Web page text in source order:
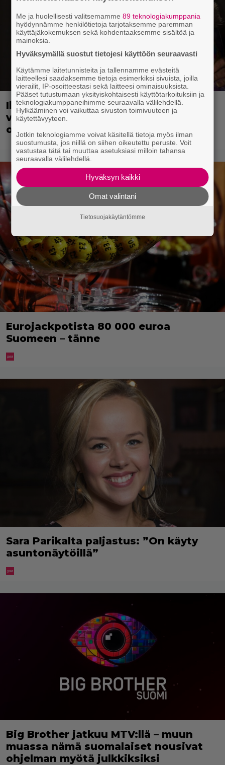
Illalla tv:ssä: Huippuluokan scifi-
viihdettä 1 tunnin ajan – sen jälkeen
ohjaajan ote lipsuu
Eurojackpotista 80 000 euroa
Suomeen – tänne
Sara Parikalta paljastus: ”On käyty
asuntonäytöillä”
Big Brother jatkuu MTV:llä – muun
muassa nämä suomalaiset nousivat
ohjelman myötä julkkiksiksi
Me ja huolellisesti valitsemamme89 teknologiakumppania
hyödynnämme henkilötietoja tarjotaksemme paremman
käyttäjäkokemuksen sekä kohdentaaksemme sisältöä ja
mainoksia.
Hyväksymällä suostut tietojesi käyttöön seuraavasti
Käytämme laitetunnisteita ja tallennamme evästeitä
laitteellesi saadaksemme tietoja esimerkiksi sivuista, joilla
vierailit, IP-osoitteestasi sekä laitteesi ominaisuuksista.
Pääset tutustumaan yksityiskohtaisesti käyttötarkoituksiin ja
teknologiakumppaneihimme seuraavalla välilehdellä.
Hylkääminen voi vaikuttaa sivuston toimivuuteen ja
käytettävyyteen.
Jotkin teknologiamme voivat käsitellä tietoja myös ilman
suostumusta, jos niillä on siihen oikeutettu peruste. Voit
vastustaa tätä tai muuttaa asetuksiasi milloin tahansa
seuraavalla välilehdellä.
Hyväksyn kaikki
Omat valintani
Tietosuojakäytäntömme